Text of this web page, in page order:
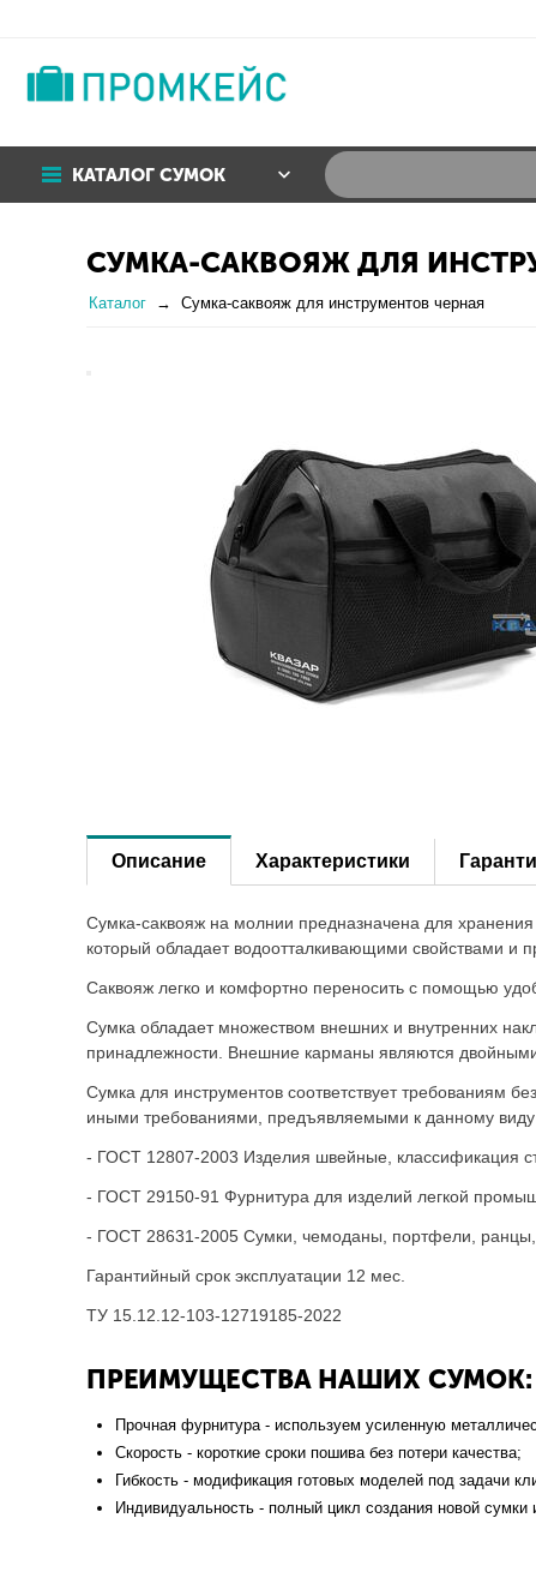
КАТАЛОГ СУМОК
СУМКА-САКВОЯЖ ДЛЯ
Каталог Сумка-саквояж для инструментов черная
Описание Характеристики
Сумка-саквояж на молнии предназначена для хранения
который обладает водоотталкивающими свойствами и
Саквояж легко и комфортно переносить с помощью
Сумка обладает множеством внешних и внутренних
принадлежности. Внешние карманы являются
Сумка для инструментов соответствует требованиям
иными требованиями, предъявляемыми к данному виду
- ГОСТ 12807-2003 Изделия швейные, классификация
- ГОСТ 29150-91 Фурнитура для изделий легкой
- ГОСТ 28631-2005 Сумки, чемоданы, портфели, ранцы,
Гарантийный срок эксплуатации 12 мес.
ТУ 15.12.12-103-12719185-2022
ПРЕИМУЩЕСТВА НАШИХ СУМОК:
Прочная фурнитура - используем усиленную
Скорость - короткие сроки пошива без потери качества;
Гибкость - модификация готовых моделей под задачи
Индивидуальность - полный цикл создания новой сумки